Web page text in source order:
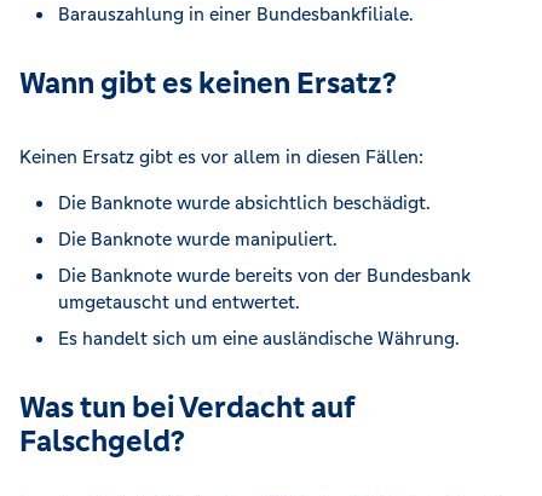
Barauszahlung in einer Bundesbankfiliale.
Wann gibt es keinen Ersatz?
Keinen Ersatz gibt es vor allem in diesen Fällen:
Die Banknote wurde absichtlich beschädigt.
Die Banknote wurde manipuliert.
Die Banknote wurde bereits von der Bundesbank
umgetauscht und entwertet.
Es handelt sich um eine ausländische Währung.
Was tun bei Verdacht auf
Falschgeld?